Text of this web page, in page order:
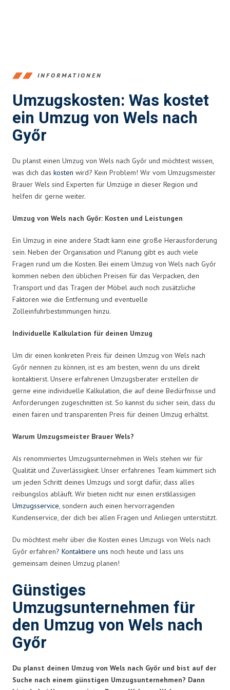
INFORMATIONEN
Umzugskosten: Was kostet
ein Umzug von Wels nach
Győr
Du planst einen Umzug von Wels nach Győr und möchtest wissen,
was dich das kosten wird? Kein Problem! Wir vom Umzugsmeister
Brauer Wels sind Experten für Umzüge in dieser Region und
helfen dir gerne weiter.
Umzug von Wels nach Győr: Kosten und Leistungen
Ein Umzug in eine andere Stadt kann eine große Herausforderung
sein. Neben der Organisation und Planung gibt es auch viele
Fragen rund um die Kosten. Bei einem Umzug von Wels nach Győr
kommen neben den üblichen Preisen für das Verpacken, den
Transport und das Tragen der Möbel auch noch zusätzliche
Faktoren wie die Entfernung und eventuelle
Zolleinfuhrbestimmungen hinzu.
Individuelle Kalkulation für deinen Umzug
Um dir einen konkreten Preis für deinen Umzug von Wels nach
Győr nennen zu können, ist es am besten, wenn du uns direkt
kontaktierst. Unsere erfahrenen Umzugsberater erstellen dir
gerne eine individuelle Kalkulation, die auf deine Bedürfnisse und
Anforderungen zugeschnitten ist. So kannst du sicher sein, dass du
einen fairen und transparenten Preis für deinen Umzug erhältst.
Warum Umzugsmeister Brauer Wels?
Als renommiertes Umzugsunternehmen in Wels stehen wir für
Qualität und Zuverlässigkeit. Unser erfahrenes Team kümmert sich
um jeden Schritt deines Umzugs und sorgt dafür, dass alles
reibungslos abläuft. Wir bieten nicht nur einen erstklassigen
Umzugsservice, sondern auch einen hervorragenden
Kundenservice, der dich bei allen Fragen und Anliegen unterstützt.
Du möchtest mehr über die Kosten eines Umzugs von Wels nach
Győr erfahren? Kontaktiere uns noch heute und lass uns
gemeinsam deinen Umzug planen!
Günstiges
Umzugsunternehmen für
den Umzug von Wels nach
Győr
Du planst deinen Umzug von Wels nach Győr und bist auf der
Suche nach einem günstigen Umzugsunternehmen? Dann